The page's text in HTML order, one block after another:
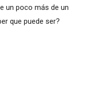
un poco más de un
que puede ser?